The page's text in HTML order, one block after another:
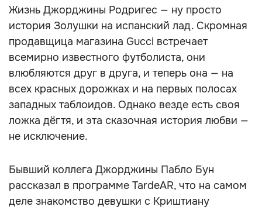
Жизнь Джорджины Родригес — ну просто
история Золушки на испанский лад. Скромная
продавщица магазина Gucci встречает
всемирно известного футболиста, они
влюбляются друг в друга, и теперь она — на
всех красных дорожках и на первых полосах
западных таблоидов. Однако везде есть своя
ложка дёгтя, и эта сказочная история любви —
не исключение.
Бывший коллега Джорджины Пабло Бун
рассказал в программе TardeAR, что на самом
деле знакомство девушки с Криштиану